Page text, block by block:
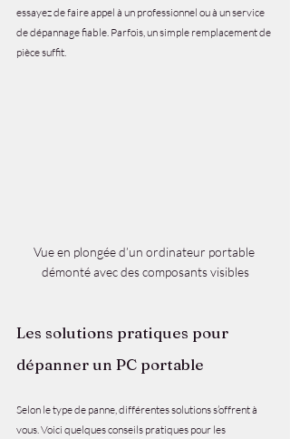
essayez de faire appel à un professionnel ou à un service
de dépannage fiable. Parfois, un simple remplacement de
pièce suffit.
Vue en plongée d’un ordinateur portable
démonté avec des composants visibles
Les solutions pratiques pour
dépanner un PC portable
Selon le type de panne, différentes solutions s’offrent à
vous. Voici quelques conseils pratiques pour les